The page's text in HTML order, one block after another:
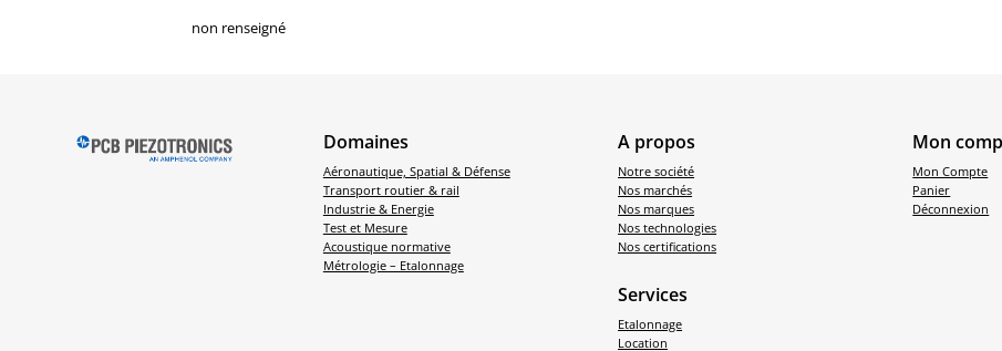
non renseigné
Domaines
Aéronautique, Spatial & Défense
Transport routier & rail
Industrie & Energie
Test et Mesure
Acoustique normative
Métrologie – Etalonnage
A propos
Notre société
Nos marchés
Nos marques
Nos technologies
Nos certifications
Services
Etalonnage
Location
Mon
Mon Compte
Panier
Déconnexion